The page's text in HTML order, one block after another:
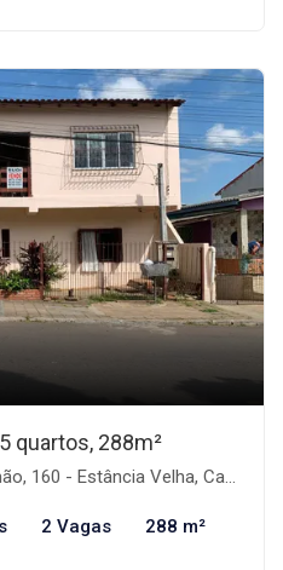
quartos, 288m²
- Estância Velha, Canoas-RS
2 Vagas 288 m²